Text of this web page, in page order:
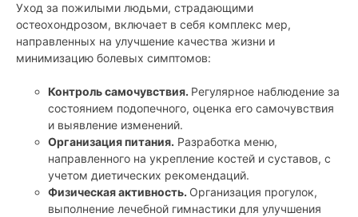
Уход за пожилыми людьми, страдающими
остеохондрозом, включает в себя комплекс мер,
направленных на улучшение качества жизни и
минимизацию болевых симптомов:
Контроль самочувствия. Регулярное наблюдение за
состоянием подопечного, оценка его самочувствия
и выявление изменений.
Организация питания. Разработка меню,
направленного на укрепление костей и суставов, с
учетом диетических рекомендаций.
Физическая активность. Организация прогулок,
выполнение лечебной гимнастики для улучшения